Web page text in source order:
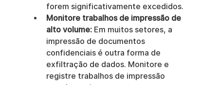
forem significativamente excedidos.
Monitore trabalhos de impressão de
alto volume: Em muitos setores, a
impressão de documentos
confidenciais é outra forma de
exfiltração de dados. Monitore e
registre trabalhos de impressão